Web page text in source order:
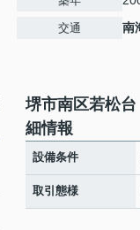
交通 南
堺市南区若松
細情報
設備条件
取引態様